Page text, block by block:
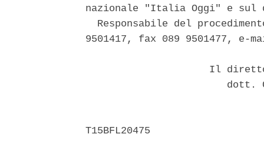
nazionale "Italia Oggi" e
Responsabile del
9501417, fax 089 9501477, e-
Il